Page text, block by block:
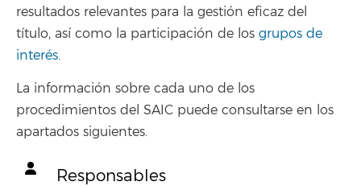
resultados relevantes para la gestión eficaz del
título, así como la participación de los grupos de
interés.
La información sobre cada uno de los
procedimientos del SAIC puede consultarse en los
apartados siguientes.
Responsables